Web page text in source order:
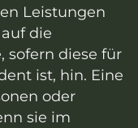
Leistungen
die
sofern diese für
ist, hin. Eine
oder
sie im